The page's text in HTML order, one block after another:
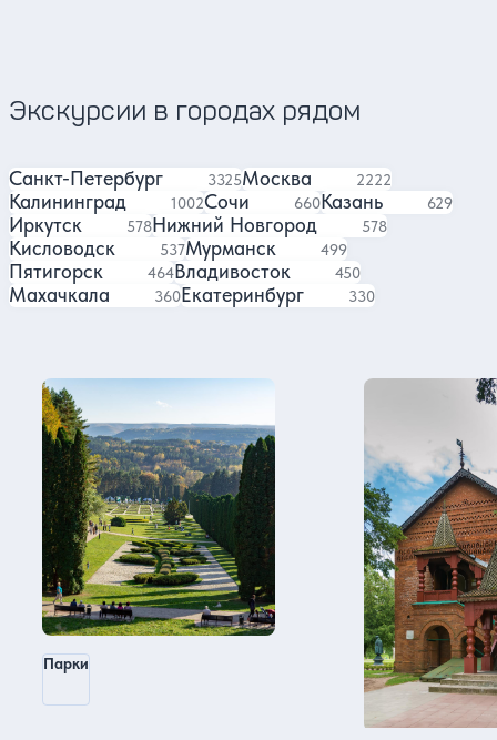
Экскурсии в городах рядом
Санкт-Петербург 3325
экскурсийМосква 2222
экскурсии
Калининград 1002
экскурсии
Сочи 660
экскурсий
Казань 629
экскурсий
Иркутск 578
экскурсий
Нижний Новгород 578
экскурсий
Кисловодск 537
экскурсий
Мурманск 499
экскурсий
Пятигорск 464
экскурсии
Владивосток 450
экскурсий
Махачкала 360
экскурсий
Екатеринбург 330
экскурсий
Парки